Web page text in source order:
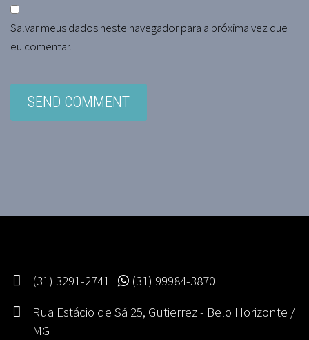
Salvar meus dados neste navegador para a próxima vez que
eu comentar.
(31) 3291-2741
(31) 99984-3870
Rua Estácio de Sá 25, Gutierrez - Belo Horizonte /
MG